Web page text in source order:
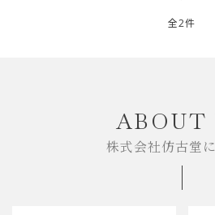
全2件
ABOUT
株式会社仿古堂